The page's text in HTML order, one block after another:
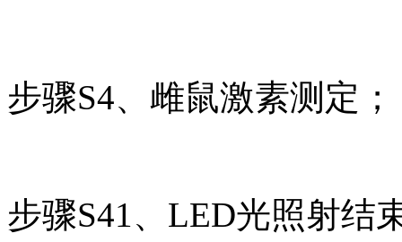
步骤S4、雌鼠激素测定；
步骤S41、LED光照射结